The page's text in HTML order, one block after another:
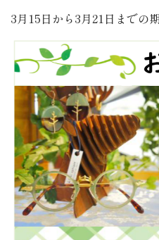
3月15日から3月21日までの